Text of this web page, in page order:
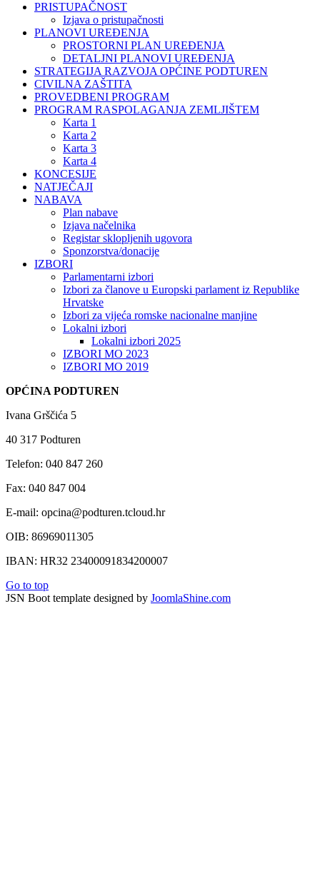
PRISTUPAČNOST
Izjava o pristupačnosti
PLANOVI UREĐENJA
PROSTORNI PLAN UREĐENJA
DETALJNI PLANOVI UREĐENJA
STRATEGIJA RAZVOJA OPĆINE PODTUREN
CIVILNA ZAŠTITA
PROVEDBENI PROGRAM
PROGRAM RASPOLAGANJA ZEMLJIŠTEM
Karta 1
Karta 2
Karta 3
Karta 4
KONCESIJE
NATJEČAJI
NABAVA
Plan nabave
Izjava načelnika
Registar sklopljenih ugovora
Sponzorstva/donacije
IZBORI
Parlamentarni izbori
Izbori za članove u Europski parlament iz Republike
Hrvatske
Izbori za vijeća romske nacionalne manjine
Lokalni izbori
Lokalni izbori 2025
IZBORI MO 2023
IZBORI MO 2019
OPĆINA PODTUREN
Ivana Grščića 5
40 317 Podturen
Telefon: 040 847 260
Fax: 040 847 004
E-mail: opcina@podturen.tcloud.hr
OIB: 86969011305
IBAN: HR32 23400091834200007
Go to top
JSN Boot template designed by JoomlaShine.com